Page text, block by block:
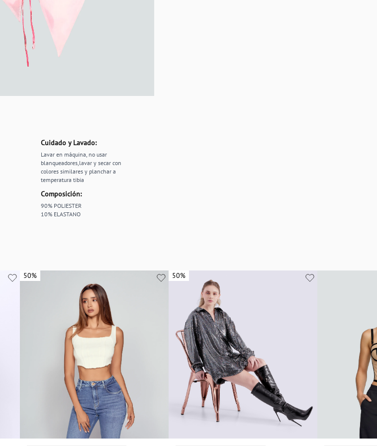
Cuidado y Lavado:
Lavar en máquina, no usar
blanqueadores,lavar y secar con
colores similares y planchar a
temperatura tibia
Composición:
90% POLIESTER
10% ELASTANO
50%
50% 50%
50%